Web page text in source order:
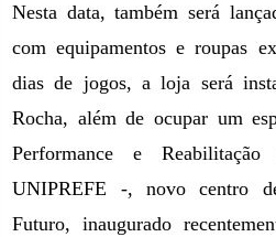
Nesta data, também será
com equipamentos e roupas
dias de jogos, a loja será
Rocha, além de ocupar um
Performance e
UNIPREFE -, novo centro
Futuro, inaugurado